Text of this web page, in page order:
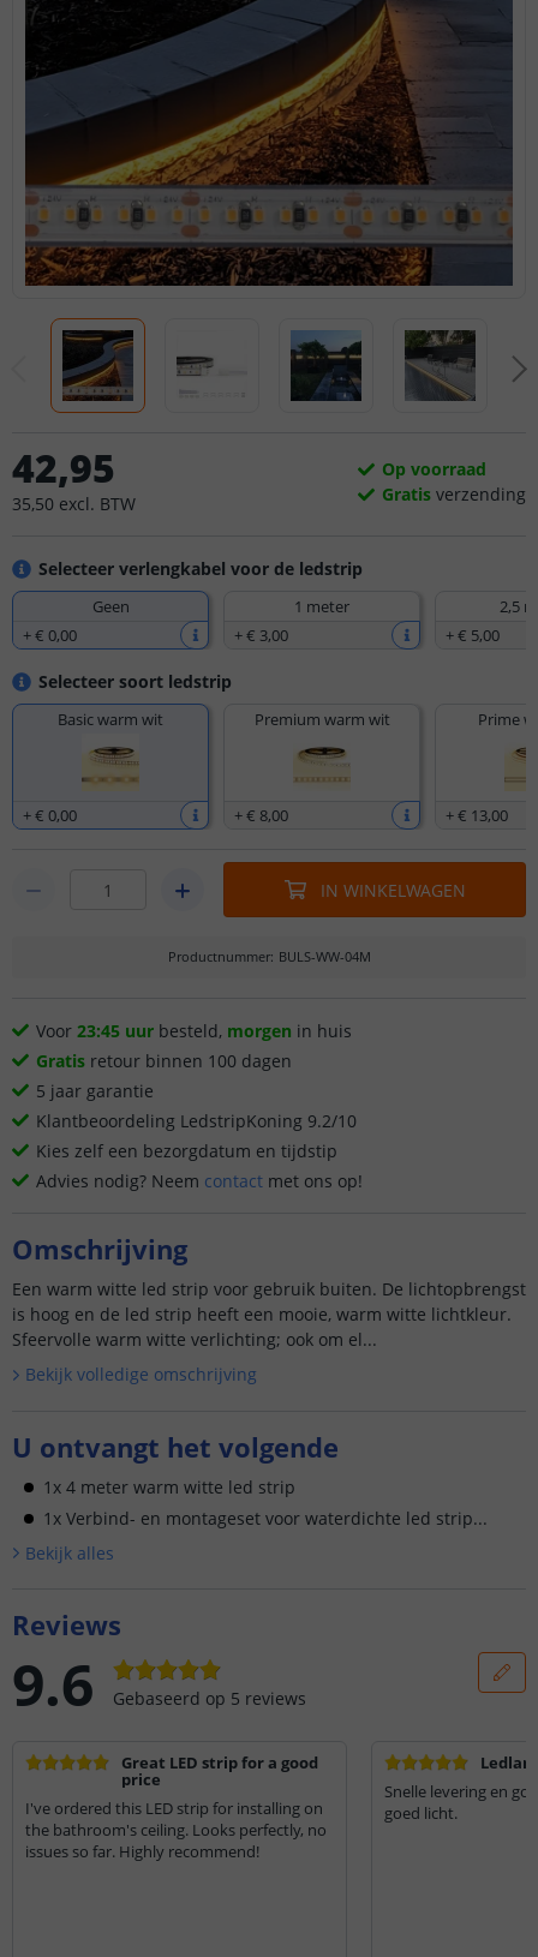
Selecteer verlengkabel voor de ledstrip
Geen
+€ 0,00
1 meter
+€ 3,00
2,5
+€ 5,00
Selecteer soort ledstrip
Basic warm wit
+€ 0,00
Premium warm wit
+€ 8,00
Prime
+€ 13,00
42,95
35,50 excl. BTW
Op voorraad
Gratis verzending
IN WINKELWAGEN
Productnummer: BULS-WW-04M
Voor 23:45 uur besteld, morgen in huis
Gratis retour binnen 100 dagen
5 jaar garantie
Klantbeoordeling LedstripKoning 9.2/10
Kies zelf een bezorgdatum en tijdstip
Advies nodig? Neem contact met ons op!
Omschrijving
Een warm witte led strip voor gebruik buiten. De lichtopbrengst
is hoog en de led strip heeft een mooie, warm witte lichtkleur.
Sfeervolle warm witte verlichting; ook om el...
Bekijk volledige omschrijving
U ontvangt het volgende
1x 4 meter warm witte led strip
1x Verbind- en montageset voor waterdichte led strip...
Bekijk alles
Reviews
9.6 Gebaseerd op 5 reviews
Great LED strip for a good
price
I've ordered this LED strip for installing on
the bathroom's ceiling. Looks perfectly, no
issues so far. Highly recommend!
Snelle levering en
goed licht.